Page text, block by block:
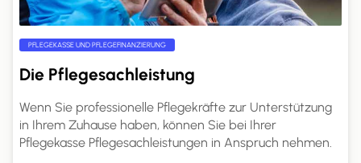
PFLEGEKASSE UND PFLEGEFINANZIERUNG
Die Pflegesachleistung
Wenn Sie professionelle Pflegekräfte zur Unterstützung
in Ihrem Zuhause haben, können Sie bei Ihrer
Pflegekasse Pflegesachleistungen in Anspruch nehmen.